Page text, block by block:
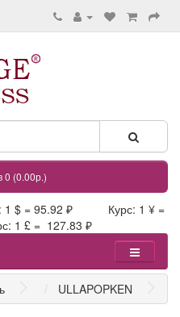
0 (0.00р.)
1 $ = 95.92 ₽ Курс: 1 ¥ =
£ = 127.83 ₽
ULLAPOPKEN